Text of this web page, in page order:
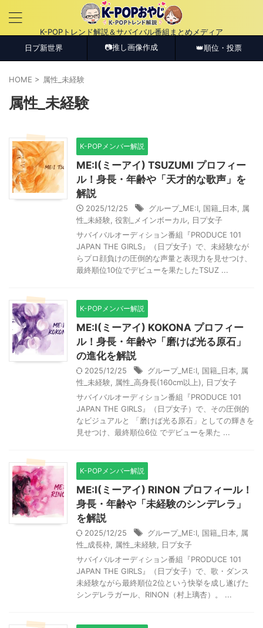
K-POPトレンド解説＆サバイバル番組まとめメディア
日プ新世界 📷推し画像作成 👑順位・投票
HOME > 属性_未経験
属性_未経験
K-POPメンバー解説
ME:I(ミーアイ) TSUZUMI プロフィー
ル！身長・年齢や「天才的な歌声」を
解説
2025/12/25 グループ_ME:I 国籍_日本
属
性_未経験 役割_メインボーカル
日プ女子
サバイバルオーディション番組『PRODUCE 101
JAPAN THE GIRLS』（日プ女子）で、未経験なが
らプロ顔負けの圧倒的な声量と表現力を見せつけ、
最終順位10位でデビューを果たしたTSUZ ...
K-POPメンバー解説
ME:I(ミーアイ) KOKONA プロフィー
ル！身長・年齢や「磨けば光る原石」
の進化を解説
2025/12/25 グループ_ME:I 国籍_日本
属
性_未経験
属性_高身長(160cm以上)
日プ女子
サバイバルオーディション番組『PRODUCE 101
JAPAN THE GIRLS』（日プ女子）で、その圧倒的
なビジュアルと 「磨けば光る原石」としての輝きを
見せつけ、最終順位6位 でデビューを果た ...
K-POPメンバー解説
ME:I(ミーアイ) RINON プロフィール！
身長・年齢や「未経験のシンデレラ」
を解説
2025/12/25 グループ_ME:I 国籍_日本
属
性_成長枠
属性_未経験
日プ女子
サバイバルオーディション番組『PRODUCE 101
JAPAN THE GIRLS』（日プ女子）で、歌・ダンス
未経験ながら最終順位2位という快挙を成し遂げた
シンデレラガール、RINON（村上璃杏）。 ...